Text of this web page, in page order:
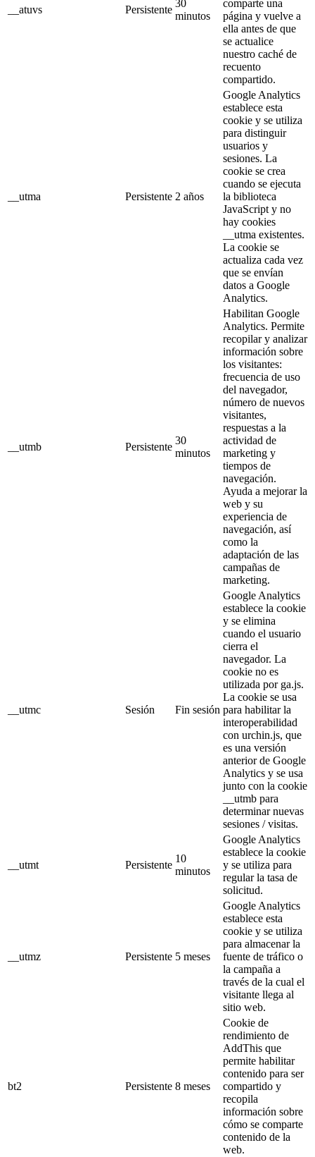
__atuvs Persistente
30
minutos
comparte una
página y vuelve a
ella antes de que
se actualice
nuestro caché de
recuento
compartido.
__utma Persistente 2 años
Google Analytics
establece esta
cookie y se utiliza
para distinguir
usuarios y
sesiones. La
cookie se crea
cuando se ejecuta
la biblioteca
JavaScript y no
hay cookies
__utma existentes.
La cookie se
actualiza cada vez
que se envían
datos a Google
Analytics.
__utmb Persistente
30
minutos
Habilitan Google
Analytics. Permite
recopilar y analizar
información sobre
los visitantes:
frecuencia de uso
del navegador,
número de nuevos
visitantes,
respuestas a la
actividad de
marketing y
tiempos de
navegación.
Ayuda a mejorar la
web y su
experiencia de
navegación, así
como la
adaptación de las
campañas de
marketing.
__utmc Sesión Fin sesión
Google Analytics
establece la cookie
y se elimina
cuando el usuario
cierra el
navegador. La
cookie no es
utilizada por ga.js.
La cookie se usa
para habilitar la
interoperabilidad
con urchin.js, que
es una versión
anterior de Google
Analytics y se usa
junto con la cookie
__utmb para
determinar nuevas
sesiones / visitas.
__utmt Persistente
10
minutos
Google Analytics
establece la cookie
y se utiliza para
regular la tasa de
solicitud.
__utmz Persistente 5 meses
Google Analytics
establece esta
cookie y se utiliza
para almacenar la
fuente de tráfico o
la campaña a
través de la cual el
visitante llega al
sitio web.
bt2 Persistente 8 meses
Cookie de
rendimiento de
AddThis que
permite habilitar
contenido para ser
compartido y
recopila
información sobre
cómo se comparte
contenido de la
web.